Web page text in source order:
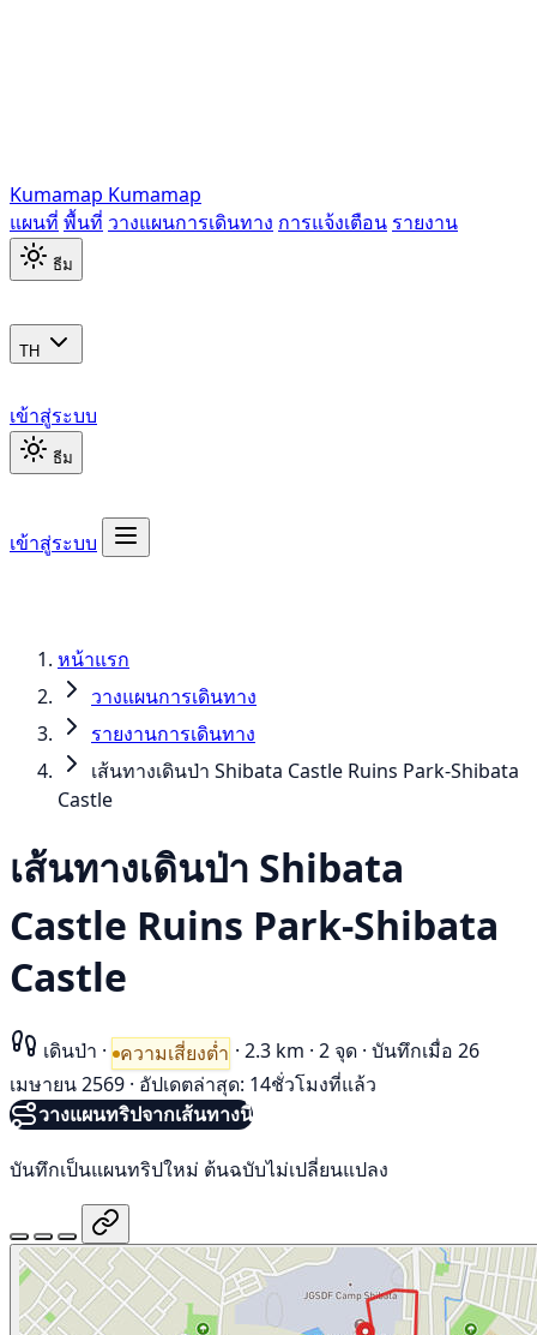
Kumamap Kumamap
แผนที่ พื้นที่ วางแผนการเดินทาง การแจ้งเตือน รายงาน
ธีม
TH
เข้าสู่ระบบ
ธีม
เข้าสู่ระบบ
หน้าแรก
วางแผนการเดินทาง
รายงานการเดินทาง
เส้นทางเดินป่า Shibata Castle Ruins Park-Shibata
Castle
เส้นทางเดินป่า Shibata
Castle Ruins Park-Shibata
Castle
เดินป่า · ความเสี่ยงต่ำ · 2.3 km · 2 จุด · บันทึกเมื่อ 26
เมษายน 2569 · อัปเดตล่าสุด: 14ชั่วโมงที่แล้ว
วางแผนทริปจากเส้นทางนี้
บันทึกเป็นแผนทริปใหม่ ต้นฉบับไม่เปลี่ยนแปลง